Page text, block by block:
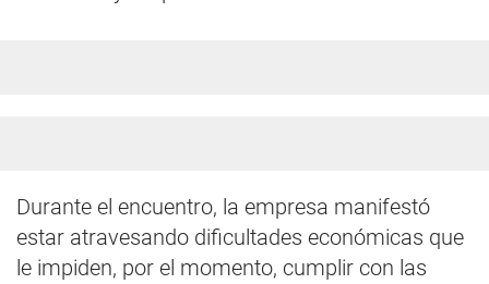
Durante el encuentro, la empresa manifestó
estar atravesando dificultades económicas que
le impiden, por el momento, cumplir con las